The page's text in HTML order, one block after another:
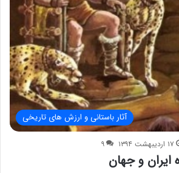
آثار باستانی و ارزش های تاریخی
۱۷ اردیبهشت ۱۳۹۴ ۹
ایران و جهان